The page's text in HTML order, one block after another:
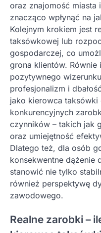
oraz znajomość miasta
znacząco wpłynąć na
Kolejnym krokiem jest
taksówkowej lub
gospodarczej, co
grona klientów. Równie
pozytywnego
profesjonalizm i
jako kierowca
konkurencyjnych
czynników – takich jak
oraz umiejętność
Dlatego też, dla osób
konsekwentne dążenie
stanowić nie tylko
również perspektywę
zawodowego.
Realne zarobki –